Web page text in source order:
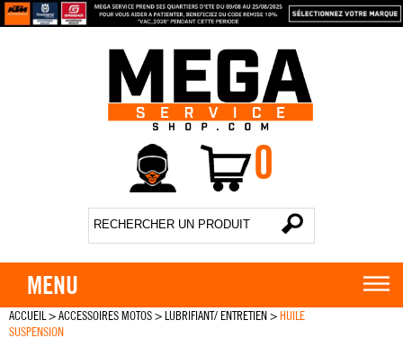
0
MENU
ACCUEIL>ACCESSOIRES MOTOS> LUBRIFIANT/ ENTRETIEN> HUILE
SUSPENSION